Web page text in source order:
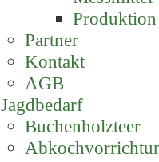
Produktion
Partner
Kontakt
AGB
Jagdbedarf
Buchenholzteer